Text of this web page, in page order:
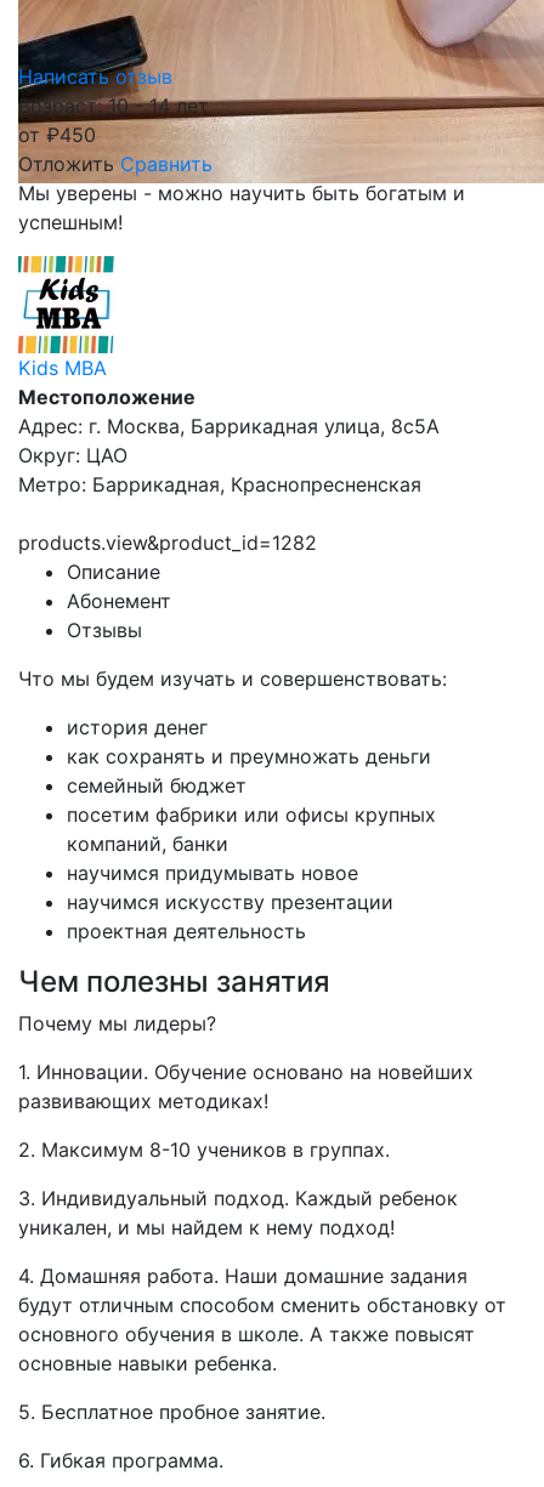
Написать отзыв
Возраст: 10 - 14 лет
от ₽450
Отложить Сравнить
Мы уверены - можно научить быть богатым и
успешным!
Kids MBA
Местоположение
Адрес: г. Москва, Баррикадная улица, 8с5А
Округ: ЦАО
Метро: Баррикадная, Краснопресненская
products.view&product_id=1282
Описание
Абонемент
Отзывы
Что мы будем изучать и совершенствовать:
история денег
как сохранять и преумножать деньги
семейный бюджет
посетим фабрики или офисы крупных
компаний, банки
научимся придумывать новое
научимся искусству презентации
проектная деятельность
Чем полезны занятия
Почему мы лидеры?
1. Инновации. Обучение основано на новейших
развивающих методиках!
2. Максимум 8-10 учеников в группах.
3. Индивидуальный подход. Каждый ребенок
уникален, и мы найдем к нему подход!
4. Домашняя работа. Наши домашние задания
будут отличным способом сменить обстановку от
основного обучения в школе. А также повысят
основные навыки ребенка.
5. Бесплатное пробное занятие.
6. Гибкая программа.